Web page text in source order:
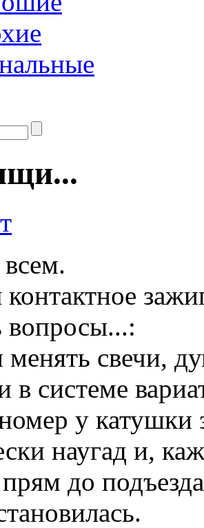
вопросы...:
менять свечи,
в системе
у катушки
наугад и,
до